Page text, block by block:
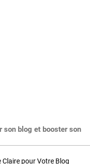
son blog et booster son
Claire pour Votre Blog